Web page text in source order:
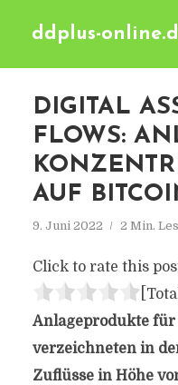
ddplus-
DIGITAL
FLOWS:
AUF
9. Juni 2022 2 Min.
Click to rate this
Anlageprodukte für
verzeichneten in
Zuflüsse in Höhe